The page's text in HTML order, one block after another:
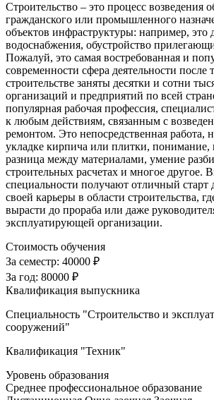
Строительство – это процесс возведения
гражданского или промышленного
объектов инфраструктуры: например, это
водоснабжения, обустройство
Пожалуй, это самая востребованная и
современности сфера деятельности после
строительстве заняты десятки и сотни
организаций и предприятий по всей
популярная рабочая профессия,
к любым действиям, связанным с
ремонтом. Это непосредственная работа,
укладке кирпича или плитки, понимание,
разница между материалами, умение
строительных расчетах и многое другое.
специальности получают отличный старт
своей карьеры в области строительства,
вырасти до прораба или даже
эксплуатирующей организации.
Стоимость обучения
За семестр: 40000 ₽
За год: 80000 ₽
Квалификация выпускника
Специальность "Строительство и
сооружений"
Квалификация "Техник"
Уровень образования
Среднее профессиональное образование